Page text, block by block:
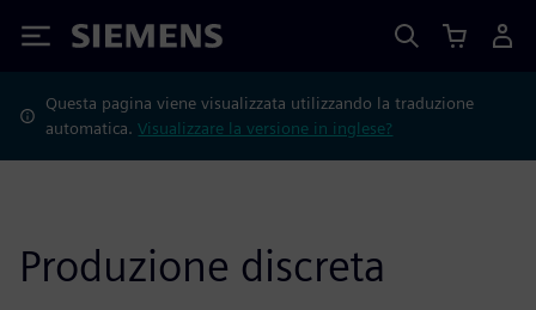
Siemens
Questa pagina viene visualizzata utilizzando la traduzione
automatica.Visualizzare la versione in inglese?
Produzione discreta